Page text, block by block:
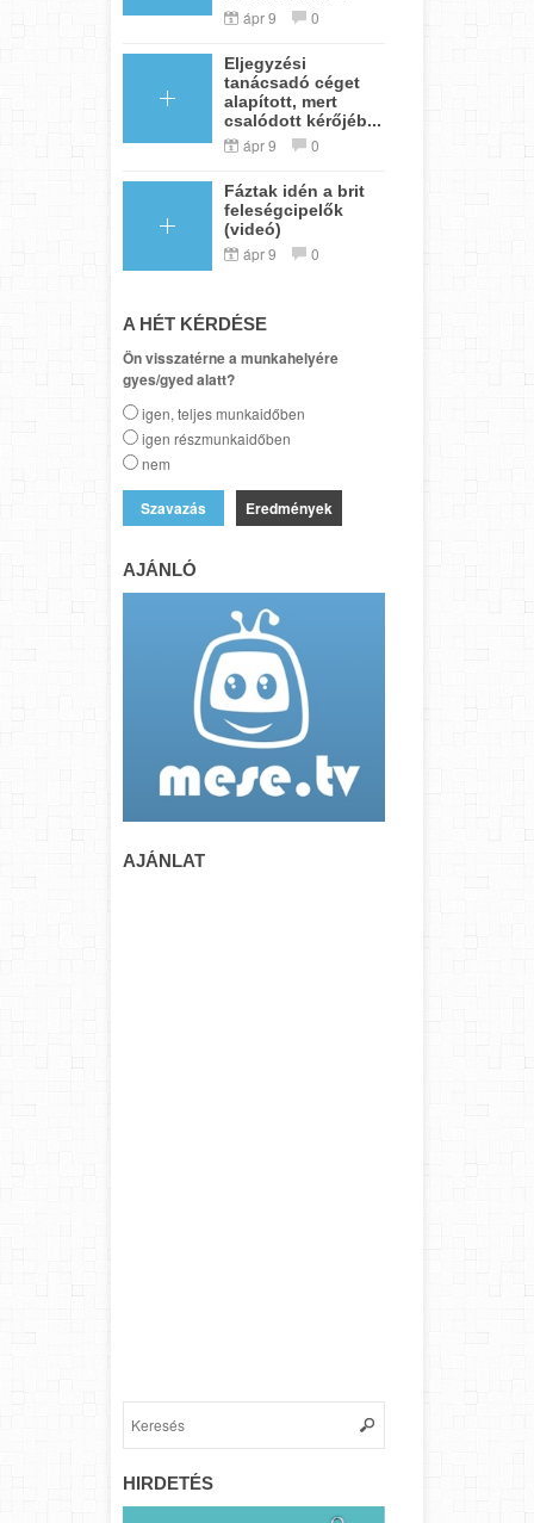
ápr 9 0
Eljegyzési
tanácsadó céget
alapított, mert
csalódott kérőjéb...
ápr 9 0
Fáztak idén a brit
feleségcipelők
(videó)
ápr 9 0
A HÉT KÉRDÉSE
Ön visszatérne a munkahelyére
gyes/gyed alatt?
igen, teljes munkaidőben
igen részmunkaidőben
nem
Eredmények
AJÁNLÓ
AJÁNLAT
HIRDETÉS